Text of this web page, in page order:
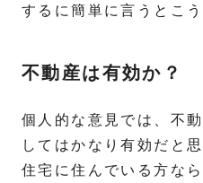
するに簡単に言うとこ
不動産は有効か？
個人的な意見では、不
してはかなり有効だと
住宅に住んでいる方な